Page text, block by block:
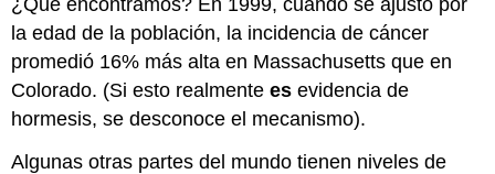
la edad de la población, la incidencia de cáncer
promedió 16% más alta en Massachusetts que en
Colorado. (Si esto realmentees evidencia de
hormesis, se desconoce el mecanismo).
Algunas otras partes del mundo tienen niveles de